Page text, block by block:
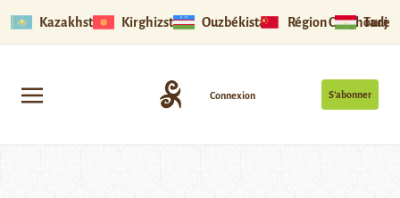
Kazakhstan Kirghizstan Ouzbékistan Région Ouïghoure
S’abonner
Connexion